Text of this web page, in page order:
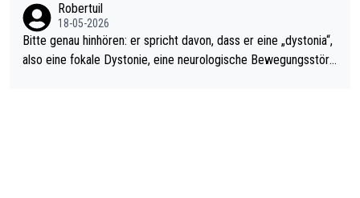
Robertuil
18-05-2026
Bitte genau hinhören: er spricht davon, dass er eine „dystonia“,
also eine fokale Dystonie, eine neurologische Bewegungsstöru